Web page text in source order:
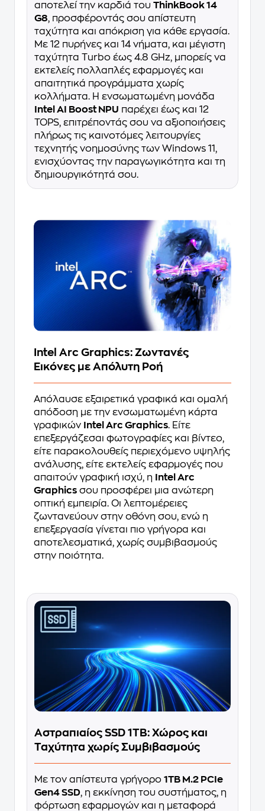
αποτελεί την καρδιά του ThinkBook 14
G8, προσφέροντάς σου απίστευτη
ταχύτητα και απόκριση για κάθε εργασία.
Με 12 πυρήνες και 14 νήματα, και μέγιστη
ταχύτητα Turbo έως 4.8 GHz, μπορείς να
εκτελείς πολλαπλές εφαρμογές και
απαιτητικά προγράμματα χωρίς
κολλήματα. Η ενσωματωμένη μονάδα
Intel AI Boost NPU παρέχει έως και 12
TOPS, επιτρέποντάς σου να αξιοποιήσεις
πλήρως τις καινοτόμες λειτουργίες
τεχνητής νοημοσύνης των Windows 11,
ενισχύοντας την παραγωγικότητα και τη
δημιουργικότητά σου.
Intel Arc Graphics: Ζωντανές
Εικόνες με Απόλυτη Ροή
Απόλαυσε εξαιρετικά γραφικά και ομαλή
απόδοση με την ενσωματωμένη κάρτα
γραφικών
Intel Arc Graphics. Είτε
επεξεργάζεσαι φωτογραφίες και βίντεο,
είτε παρακολουθείς περιεχόμενο υψηλής
ανάλυσης, είτε εκτελείς εφαρμογές που
απαιτούν γραφική ισχύ, η
Intel Arc
Graphics σου προσφέρει μια ανώτερη
οπτική εμπειρία. Οι λεπτομέρειες
ζωντανεύουν στην οθόνη σου, ενώ η
επεξεργασία γίνεται πιο γρήγορα και
αποτελεσματικά, χωρίς συμβιβασμούς
στην ποιότητα.
Αστραπιαίος SSD 1TB: Χώρος και
Ταχύτητα χωρίς Συμβιβασμούς
Με τον απίστευτα γρήγορο 1TB M.2 PCIe
Gen4 SSD, η εκκίνηση του συστήματος, η
φόρτωση εφαρμογών και η μεταφορά